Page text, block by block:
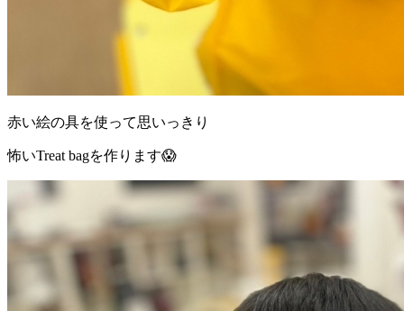
赤い絵の具を使って思いっきり
怖いTreat bagを作ります😱